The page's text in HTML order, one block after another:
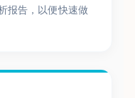
报告，以便快速做